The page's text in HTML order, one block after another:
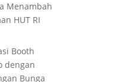
Menambah
HUT RI
Booth
dengan
Bunga